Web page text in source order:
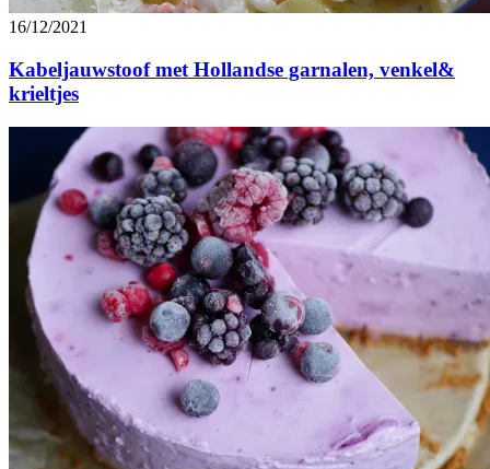
16/12/2021
Kabeljauwstoof met Hollandse garnalen, venkel&
krieltjes